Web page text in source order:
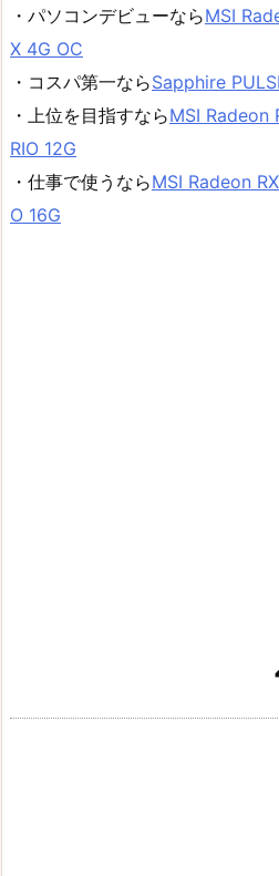
・パソコンデビューならMSI
X 4G OC
・コスパ第一ならSapphire
・上位を目指すならMSI Radeon
RIO 12G
・仕事で使うならMSI Radeon
O 16G